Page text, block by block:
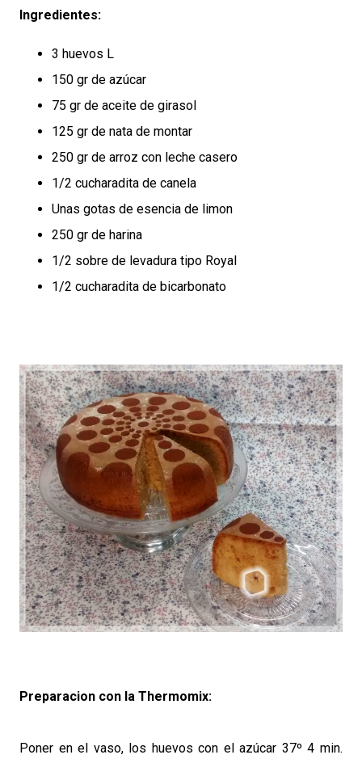
Ingredientes:
3 huevos L
150 gr de azúcar
75 gr de aceite de girasol
125 gr de nata de montar
250 gr de arroz con leche casero
1/2 cucharadita de canela
Unas gotas de esencia de limon
250 gr de harina
1/2 sobre de levadura tipo Royal
1/2 cucharadita de bicarbonato
Preparacion con la Thermomix:
Poner en el vaso, los huevos con el azúcar 37º 4 min.